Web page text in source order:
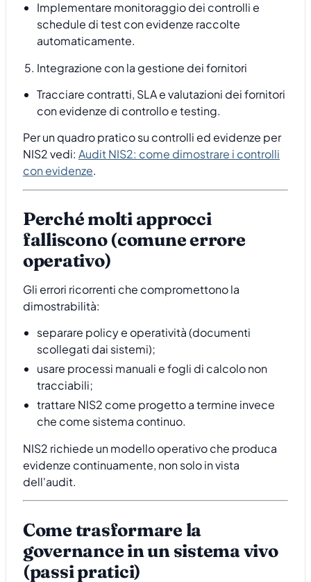
Implementare monitoraggio dei controlli e
schedule di test con evidenze raccolte
automaticamente.
Integrazione con la gestione dei fornitori
Tracciare contratti, SLA e valutazioni dei fornitori
con evidenze di controllo e testing.
Per un quadro pratico su controlli ed evidenze per
NIS2 vedi: Audit NIS2: come dimostrare i controlli
con evidenze.
Perché molti approcci
falliscono (comune errore
operativo)
Gli errori ricorrenti che compromettono la
dimostrabilità:
separare policy e operatività (documenti
scollegati dai sistemi);
usare processi manuali e fogli di calcolo non
tracciabili;
trattare NIS2 come progetto a termine invece
che come sistema continuo.
NIS2 richiede un modello operativo che produca
evidenze continuamente, non solo in vista
dell'audit.
Come trasformare la
governance in un sistema vivo
(passi pratici)